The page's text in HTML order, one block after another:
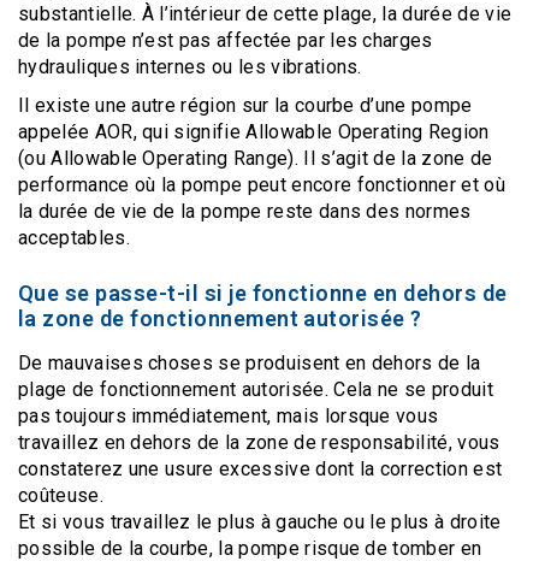
substantielle. À l’intérieur de cette plage, la durée de vie
de la pompe n’est pas affectée par les charges
hydrauliques internes ou les vibrations.
Il existe une autre région sur la courbe d’une pompe
appelée AOR, qui signifie Allowable Operating Region
(ou Allowable Operating Range). Il s’agit de la zone de
performance où la pompe peut encore fonctionner et où
la durée de vie de la pompe reste dans des normes
acceptables.
Que se passe-t-il si je fonctionne en dehors de
la zone de fonctionnement autorisée ?
De mauvaises choses se produisent en dehors de la
plage de fonctionnement autorisée. Cela ne se produit
pas toujours immédiatement, mais lorsque vous
travaillez en dehors de la zone de responsabilité, vous
constaterez une usure excessive dont la correction est
coûteuse.
Et si vous travaillez le plus à gauche ou le plus à droite
possible de la courbe, la pompe risque de tomber en